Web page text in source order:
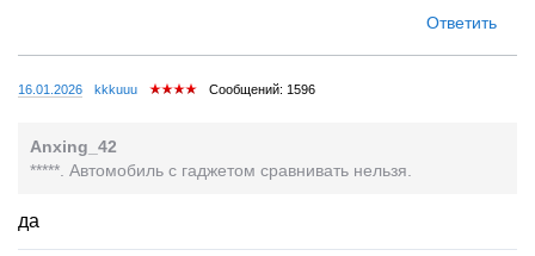
Ответить
16.01.2026 kkkuuu Сообщений: 1596
Anxing_42
*****. Автомобиль с гаджетом сравнивать нельзя.
да